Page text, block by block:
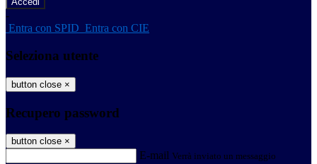
-
Entra con SPID Entra con CIE
Seleziona utente
button close ×
Recupero password
button close ×
E-mail Verrà inviato un messaggio